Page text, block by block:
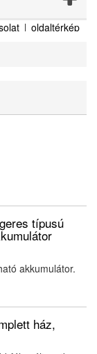
oldaltérkép
típusú
akkumulátor.
ház,